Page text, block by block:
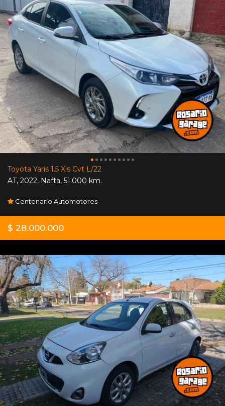
Toyota Yaris 1.5 Xls Cvt L/22
AT, 2022, Nafta, 51.000 km.
Centenario Automotores
$ 28.000.000